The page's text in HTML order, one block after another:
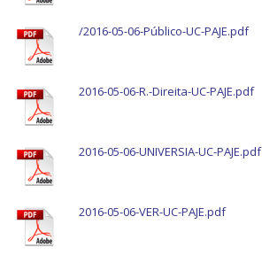
/2016-05-06-Público-UC-PAJE.pdf
2016-05-06-R.-Direita-UC-PAJE.pdf
2016-05-06-UNIVERSIA-UC-PAJE.pdf
2016-05-06-VER-UC-PAJE.pdf